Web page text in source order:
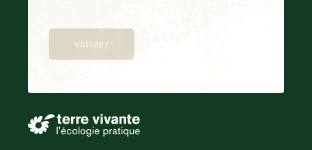
Pelouse
Permaculture
Pesticides
Petits pois